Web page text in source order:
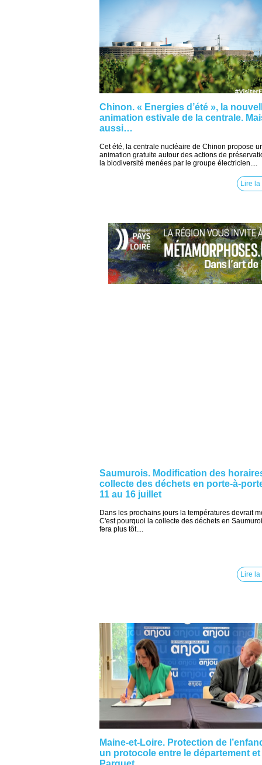
Chinon. « Energies d’été », la
animation estivale de la centrale.
aussi…
Cet été, la centrale nucléaire de Chinon propose
animation gratuite autour des actions de
la biodiversité menées par le groupe électricien....
Lire la
Saumurois. Modification des
collecte des déchets en porte-à-
11 au 16 juillet
Dans les prochains jours la températures devrait
C'est pourquoi la collecte des déchets en
fera plus tôt....
Lire la
Maine-et-Loire. Protection de
un protocole entre le département et